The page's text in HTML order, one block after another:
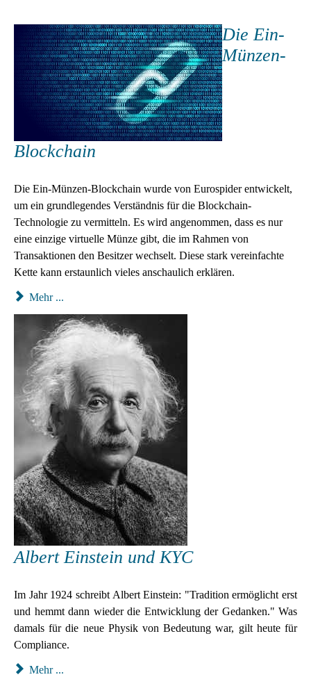
Die Ein-
Münzen-
Blockchain
Die Ein-Münzen-Blockchain wurde von Eurospider entwickelt,
um ein grundlegendes Verständnis für die Blockchain-
Technologie zu vermitteln. Es wird angenommen, dass es nur
eine einzige virtuelle Münze gibt, die im Rahmen von
Transaktionen den Besitzer wechselt. Diese stark vereinfachte
Kette kann erstaunlich vieles anschaulich erklären.
Mehr ...
Albert Einstein und KYC
Im Jahr 1924 schreibt Albert Einstein: "Tradition ermöglicht erst
und hemmt dann wieder die Entwicklung der Gedanken." Was
damals für die neue Physik von Bedeutung war, gilt heute für
Compliance.
Mehr ...